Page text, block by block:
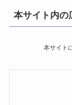
本サイト内の
本サイト